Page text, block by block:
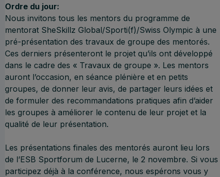
Ordre du jour:
Nous invitons tous les mentors du programme de
mentorat SheSkillz Global/Sporti(f)/Swiss Olympic à une
pré-présentation des travaux de groupe des mentorés.
Ces derniers présenteront le projet qu’ils ont développé
dans le cadre des « Travaux de groupe ». Les mentors
auront l’occasion, en séance plénière et en petits
groupes, de donner leur avis, de partager leurs idées et
de formuler des recommandations pratiques afin d’aider
les groupes à améliorer le contenu de leur projet et la
qualité de leur présentation.
Les présentations finales des mentorés auront lieu lors
de l’ESB Sportforum de Lucerne, le 2 novembre. Si vous
participez déjà à la conférence, nous espérons vous y